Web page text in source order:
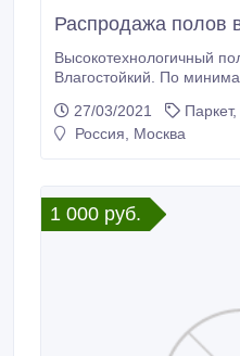
Распродажа полов
Высокотехнологичный
Влагостойкий. По минимальным ценам от 880 руб. /
27/03/2021
Россия, Москва
1 000 руб.